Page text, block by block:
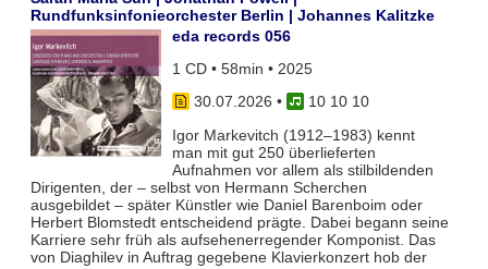
Rundfunksinfonieorchester Berlin | Johannes Kalitzke
eda records 056
1 CD • 58min • 2025
30.07.2026 •
10 10 10
Igor Markevitch (1912–1983) kennt
man mit gut 250 überlieferten
Aufnahmen vor allem als stilbildenden
Dirigenten, der – selbst von Hermann Scherchen
ausgebildet – später Künstler wie Daniel Barenboim oder
Herbert Blomstedt entscheidend prägte. Dabei begann seine
Karriere sehr früh als aufsehenerregender Komponist. Das
von Diaghilev in Auftrag gegebene Klavierkonzert hob der